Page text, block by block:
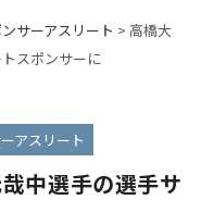
サーアスリート > 高橋大
スポンサーに
アスリート
中選手の選手サ